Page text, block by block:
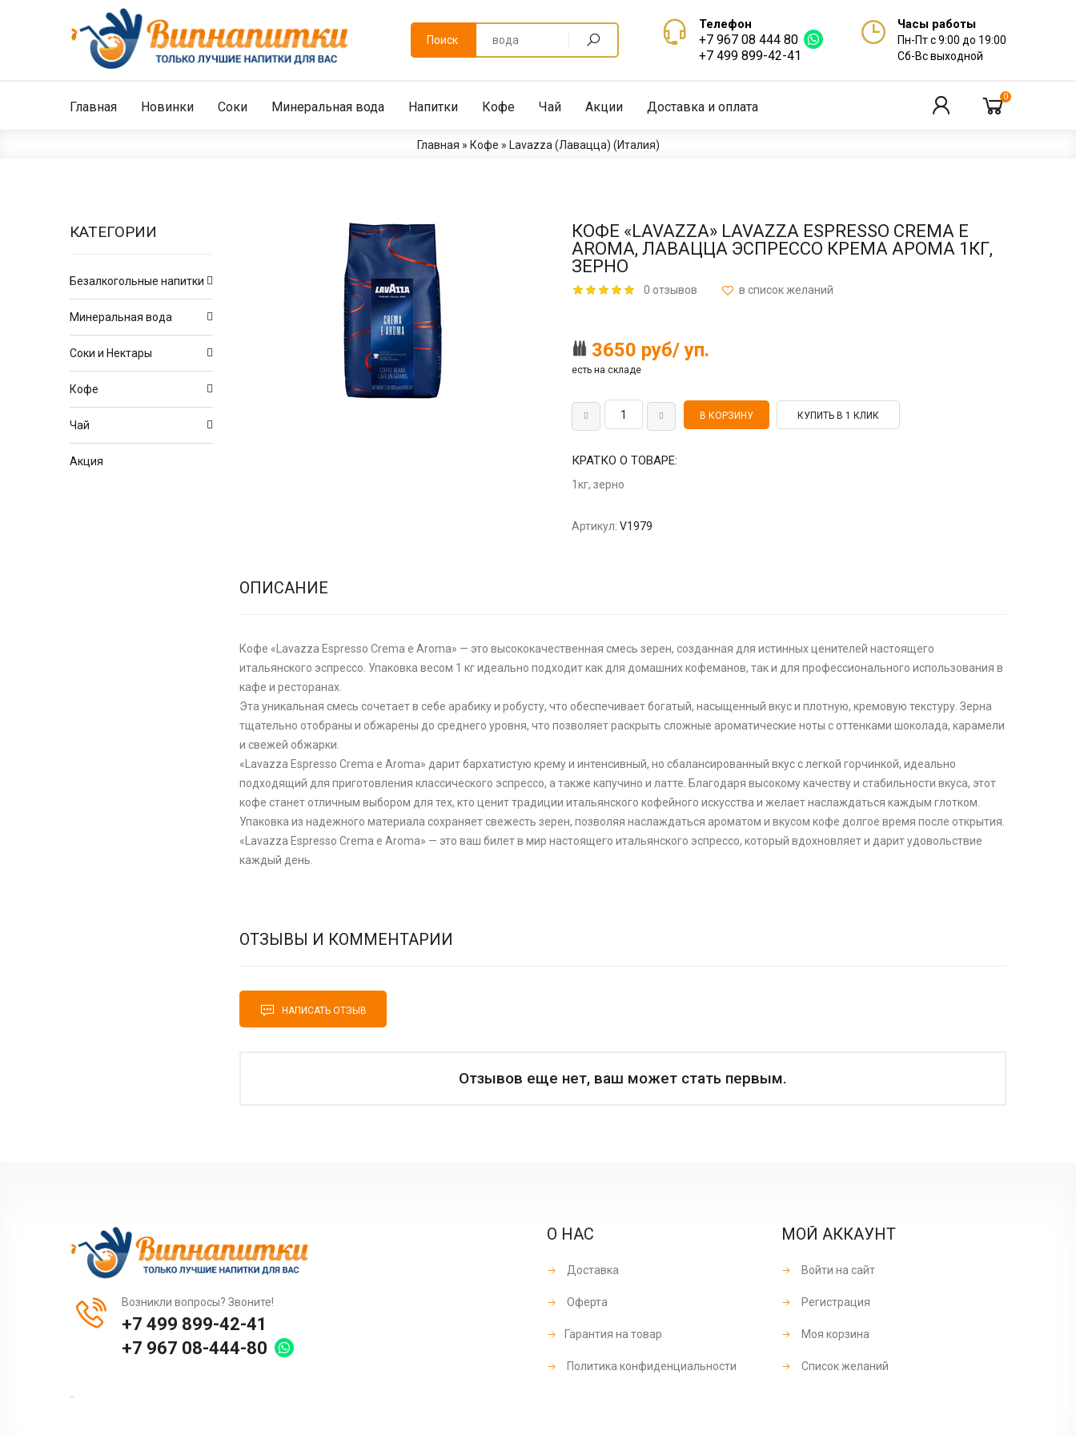
Телефон
+7 967 08 444 80
+7 499 899-42-41
Часы работы
Пн-Пт с 9:00 до 19:00
Сб-Вс выходной
Поиск
Главная Новинки Соки Минеральная вода Напитки Кофе Чай Акции Доставка и оплата
0
Главная » Кофе » Lavazza (Лавацца) (Италия)
КОФЕ «LAVAZZA» LAVAZZA ESPRESSO CREMA E
AROMA, ЛАВАЦЦА ЭСПРЕССО КРЕМА АРОМА 1КГ,
ЗЕРНО
0 отзывов
3650 руб/ уп.
есть на складе
КУПИТЬ В 1 КЛИК
КРАТКО О ТОВАРЕ:
1кг, зерно
Артикул: V1979
ОПИСАНИЕ
Кофе «Lavazza Espresso Crema e Aroma» — это высококачественная смесь зерен, созданная для истинных ценителей настоящего
итальянского эспрессо. Упаковка весом 1 кг идеально подходит как для домашних кофеманов, так и для профессионального использования в
кафе и ресторанах.
Эта уникальная смесь сочетает в себе арабику и робусту, что обеспечивает богатый, насыщенный вкус и плотную, кремовую текстуру. Зерна
тщательно отобраны и обжарены до среднего уровня, что позволяет раскрыть сложные ароматические ноты с оттенками шоколада, карамели
и свежей обжарки.
«Lavazza Espresso Crema e Aroma» дарит бархатистую крему и интенсивный, но сбалансированный вкус с легкой горчинкой, идеально
подходящий для приготовления классического эспрессо, а также капучино и латте. Благодаря высокому качеству и стабильности вкуса, этот
кофе станет отличным выбором для тех, кто ценит традиции итальянского кофейного искусства и желает наслаждаться каждым глотком.
Упаковка из надежного материала сохраняет свежесть зерен, позволяя наслаждаться ароматом и вкусом кофе долгое время после открытия.
«Lavazza Espresso Crema e Aroma» — это ваш билет в мир настоящего итальянского эспрессо, который вдохновляет и дарит удовольствие
каждый день.
ОТЗЫВЫ И КОММЕНТАРИИ
НАПИСАТЬ ОТЗЫВ
Отзывов еще нет, ваш может стать первым.
КАТЕГОРИИ
Безалкогольные напитки
Минеральная вода
Соки и Нектары
Кофе
Чай
Акция
Возникли вопросы? Звоните!
+7 499 899-42-41
+7 967 08-444-80
..
О НАС
Доставка
Оферта
Гарантия на товар
Политика конфиденциальности
МОЙ АККАУНТ
Войти на сайт
Регистрация
Моя корзина
Список желаний